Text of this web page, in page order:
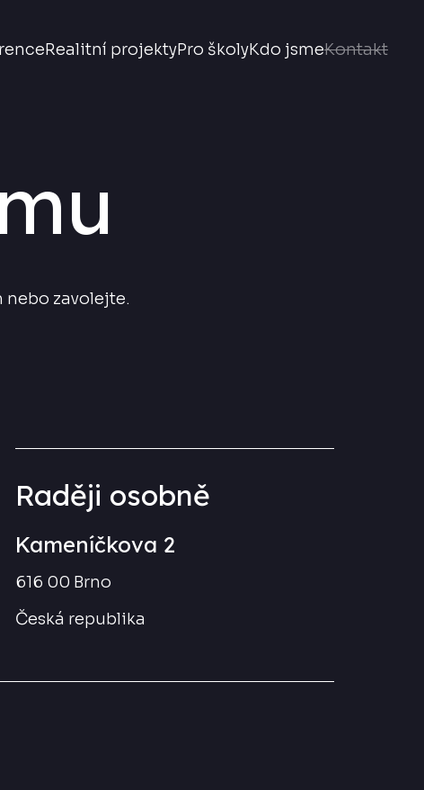
Realitní projektyPro školyKdo jsmeKontakt
nebo zavolejte.
Raději osobně
Kameníčkova 2
616 00 Brno
Česká republika